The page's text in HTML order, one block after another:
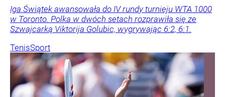
Iga Świątek awansowała do IV rundy turnieju WTA 1000
w Toronto. Polka w dwóch setach rozprawiła się ze
Szwajcarką Viktorija Golubic, wygrywając 6:2, 6:1.
TenisSport